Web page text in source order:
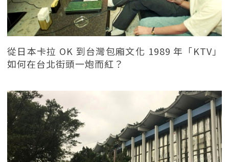
從日本卡拉 OK 到台灣包廂文化 1989 年「KTV」
如何在台北街頭一炮而紅？